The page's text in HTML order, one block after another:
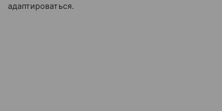
адаптироваться.